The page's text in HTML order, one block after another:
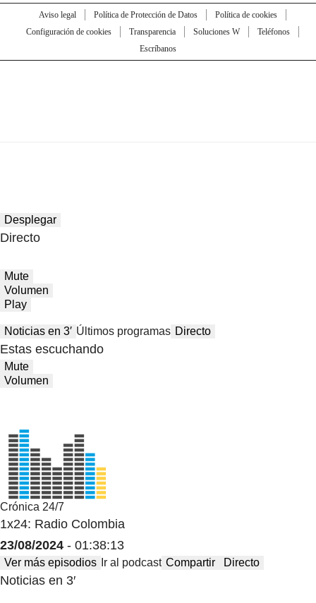
Aviso legal Política de Protección de Datos
Política de cookies
Configuración de cookies
Transparencia Soluciones W
Teléfonos
Escríbanos
Desplegar
Directo
Mute
Volumen
Play
Noticias en 3′ Últimos programas Directo
Estas escuchando
Mute
Volumen
Crónica 24/7
1x24: Radio Colombia
23/08/2024 - 01:38:13
Ver más episodios Ir al podcast Compartir Directo
Noticias en 3′